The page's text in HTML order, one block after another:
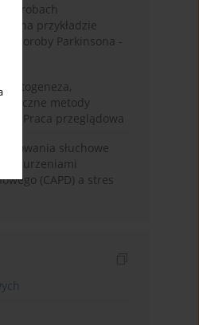
na przykładzie
choroby Parkinsona -
patogeneza,
metody
Praca przeglądowa
słuchowe
zaburzeniami
(CAPD) a stres